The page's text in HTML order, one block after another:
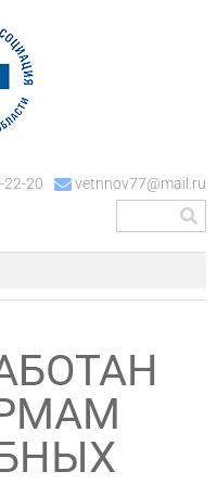
22-20 vetnnov77@mail.ru